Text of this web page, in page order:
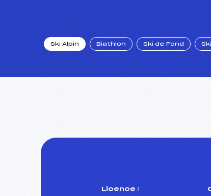
Ski Alpin Biathlon Ski de Fond
Licence :